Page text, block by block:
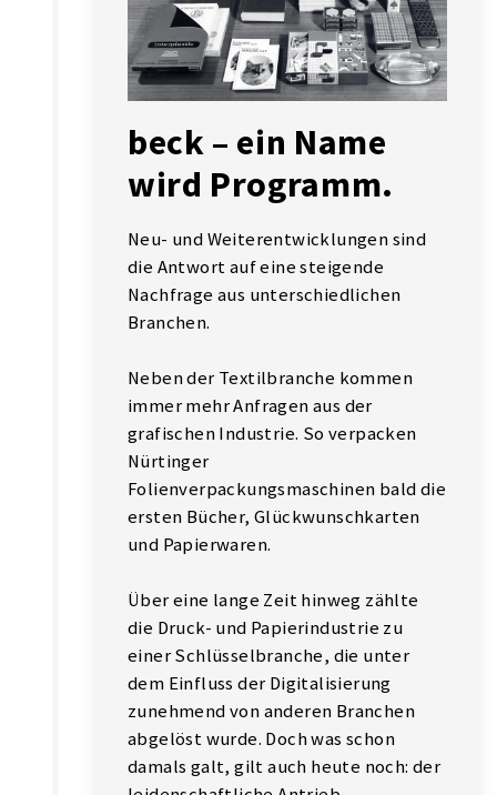
beck – ein Name
wird Programm.
Neu- und Weiterentwicklungen sind
die Antwort auf eine steigende
Nachfrage aus unterschiedlichen
Branchen.
Neben der Textilbranche kommen
immer mehr Anfragen aus der
grafischen Industrie. So verpacken
Nürtinger
Folienverpackungsmaschinen bald die
ersten Bücher, Glückwunschkarten
und Papierwaren.
Über eine lange Zeit hinweg zählte
die Druck- und Papierindustrie zu
einer Schlüsselbranche, die unter
dem Einfluss der Digitalisierung
zunehmend von anderen Branchen
abgelöst wurde. Doch was schon
damals galt, gilt auch heute noch: der